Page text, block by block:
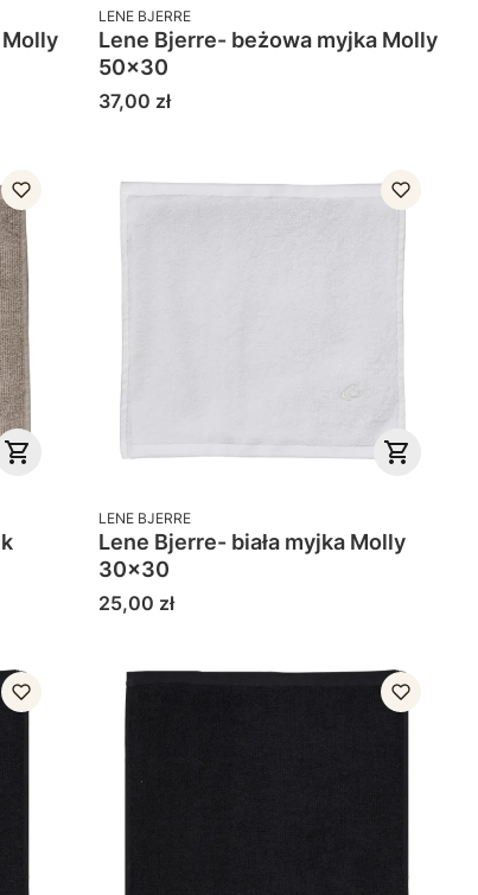
PRODUCENT
LENE BJERRE
Lene Bjerre- beżowa myjka Molly
50x30
Cena
37,00 zł
PRODUCENT
LENE BJERRE
Lene Bjerre- biała myjka Molly
30x30
Cena
25,00 zł